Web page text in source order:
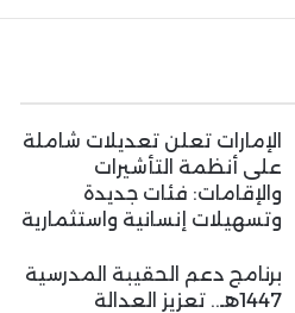
الإمارات تعلن تعديلات شاملة
على أنظمة التأشيرات
والإقامات: فئات جديدة
وتسهيلات إنسانية واستثمارية
برنامج دعم الحقيبة المدرسية
1447هـ.. تعزيز العدالة